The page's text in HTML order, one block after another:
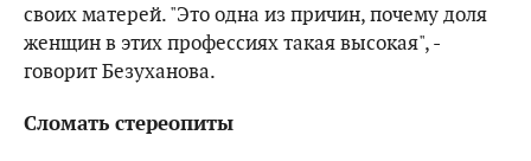
своих матерей. "Это одна из причин, почему доля
женщин в этих профессиях такая высокая", -
говорит Безуханова.
Сломать стереопиты